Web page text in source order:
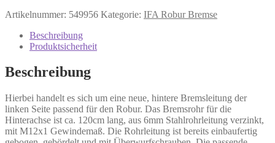
Artikelnummer: 549956 Kategorie: IFA Robur Bremse
Beschreibung
Produktsicherheit
Beschreibung
Hierbei handelt es sich um eine neue, hintere Bremsleitung der
linken Seite passend für den Robur. Das Bremsrohr für die
Hinterachse ist ca. 120cm lang, aus 6mm Stahlrohrleitung verzinkt,
mit M12x1 Gewindemaß. Die Rohrleitung ist bereits einbaufertig